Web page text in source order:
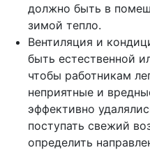
должно быть в
зимой тепло.
Вентиляция и
быть естественной
чтобы работникам
неприятные и
эффективно
поступать свежий
определить